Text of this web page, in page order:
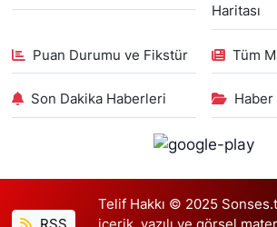
Haritası
Puan Durumu ve Fikstür Tüm
Son Dakika Haberleri
Telif Hakkı © 2025